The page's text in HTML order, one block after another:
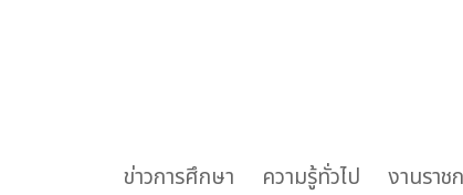
ข่าวการศึกษา ความรู้ทั่วไป งานราช